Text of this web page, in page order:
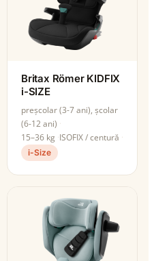
Britax Römer KIDFIX
i-SIZE
preșcolar (3-7 ani), școlar
(6-12 ani)
15–36 kg ISOFIX / centură
i-Size